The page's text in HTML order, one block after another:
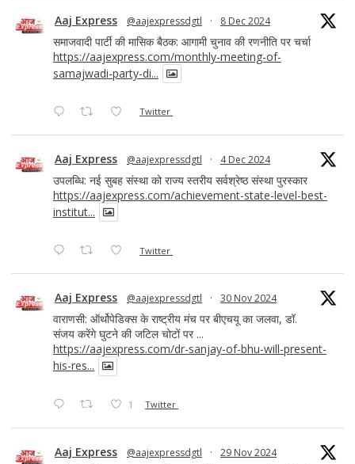
Aaj Express @aajexpressdgtl · 8 Dec 2024
समाजवादी पार्टी की मासिक बैठक: आगामी चुनाव की रणनीति पर चर्चा
https://aajexpress.com/monthly-meeting-of-
samajwadi-party-di...
Twitter
Aaj Express @aajexpressdgtl · 4 Dec 2024
उपलब्धि: नई सुबह संस्था को राज्य स्तरीय सर्वश्रेष्ठ संस्था पुरस्कार
https://aajexpress.com/achievement-state-level-best-
institut...
Twitter
Aaj Express @aajexpressdgtl · 30 Nov 2024
वाराणसी: ऑर्थोपेडिक्स के राष्ट्रीय मंच पर बीएचयू का जलवा, डॉ.
संजय करेंगे घुटने की जटिल चोटों पर ...
https://aajexpress.com/dr-sanjay-of-bhu-will-present-
his-res...
1 Twitter
Aaj Express @aajexpressdgtl · 29 Nov 2024